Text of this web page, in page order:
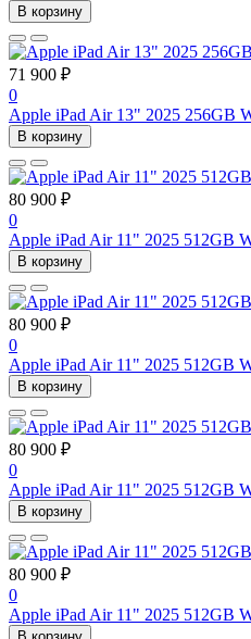
В корзину
71 900 ₽
0
Apple iPad Air 13" 2025 256GB
В корзину
80 900 ₽
0
Apple iPad Air 11" 2025 512GB
В корзину
80 900 ₽
0
Apple iPad Air 11" 2025 512GB
В корзину
80 900 ₽
0
Apple iPad Air 11" 2025 512GB
В корзину
80 900 ₽
0
Apple iPad Air 11" 2025 512GB